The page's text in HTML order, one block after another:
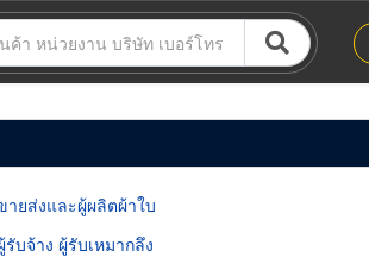
ายส่งและผู้ผลิตผ้าใบ
รับจ้าง ผู้รับเหมากลึง